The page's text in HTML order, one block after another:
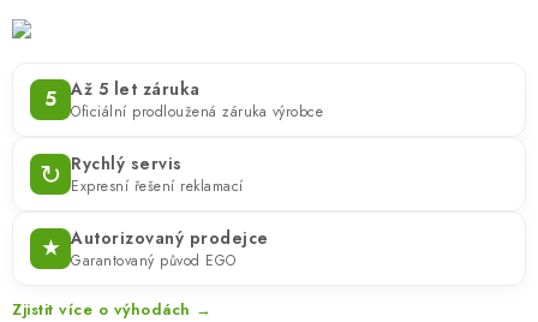
5 Až 5 let záruka
Oficiální prodloužená záruka výrobce
↻ Rychlý servis
Expresní řešení reklamací
★ Autorizovaný prodejce
Garantovaný původ EGO
Zjistit více o výhodách →